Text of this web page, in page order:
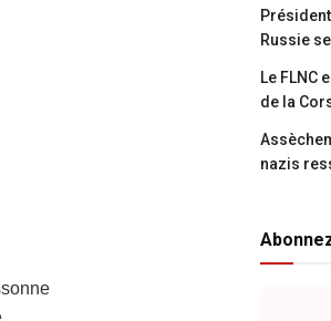
Russie
Le FLNC
de la
nazis